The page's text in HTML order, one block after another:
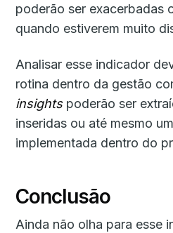
poderão ser exacerbadas
quando estiverem muito
Analisar esse indicador
rotina dentro da gestão
insightspoderão ser
inseridas ou até mesmo
implementada dentro do
Conclusão
Ainda não olha para esse